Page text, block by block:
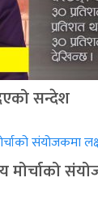
सन्देश
मोर्चाको